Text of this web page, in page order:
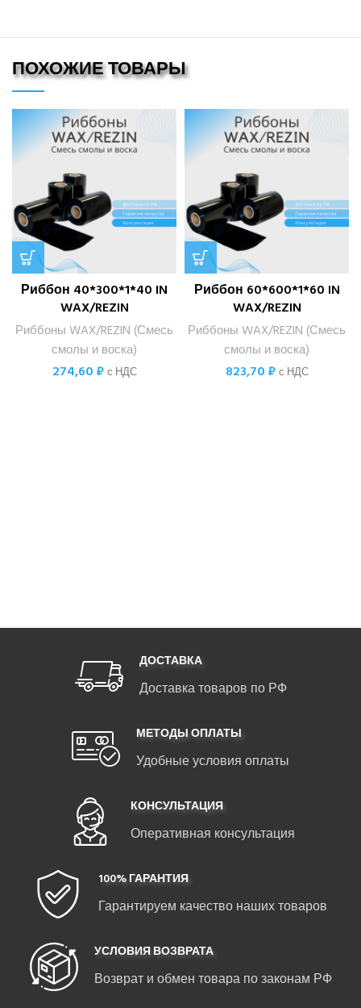
ПОХОЖИЕ ТОВАРЫ
Риббон 40*300*1*40 IN
WAX/REZIN
Риббоны WAX/REZIN (Смесь
смолы и воска)
274,60₽ с НДС
Риббон 60*600*1*60 IN
WAX/REZIN
Риббоны WAX/REZIN (Смесь
смолы и воска)
823,70₽ с НДС
ДОСТАВКА
Доставка товаров по РФ
МЕТОДЫ ОПЛАТЫ
Удобные условия оплаты
КОНСУЛЬТАЦИЯ
Оперативная консультация
100% ГАРАНТИЯ
Гарантируем качество наших товаров
УСЛОВИЯ ВОЗВРАТА
Возврат и обмен товара по законам РФ